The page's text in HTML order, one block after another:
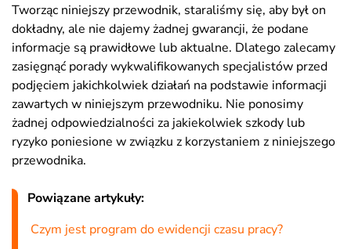
Tworząc niniejszy przewodnik, staraliśmy się, aby był on
dokładny, ale nie dajemy żadnej gwarancji, że podane
informacje są prawidłowe lub aktualne. Dlatego zalecamy
zasięgnąć porady wykwalifikowanych specjalistów przed
podjęciem jakichkolwiek działań na podstawie informacji
zawartych w niniejszym przewodniku. Nie ponosimy
żadnej odpowiedzialności za jakiekolwiek szkody lub
ryzyko poniesione w związku z korzystaniem z niniejszego
przewodnika.
Powiązane artykuły:
Czym jest program do ewidencji czasu pracy?